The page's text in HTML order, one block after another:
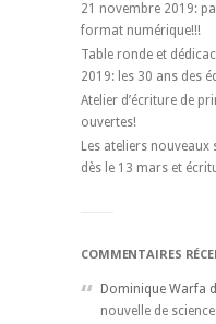
21 novembre 2019:
format numérique!!!
Table ronde et
2019: les 30 ans des
Atelier d’écriture de
ouvertes!
Les ateliers
dès le 13 mars et
COMMENTAIRES
Dominique Warfa
nouvelle de